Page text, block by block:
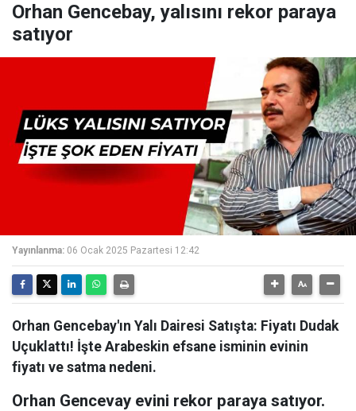
Orhan Gencebay, yalısını rekor paraya
satıyor
Yayınlanma: 06 Ocak 2025 Pazartesi 12:42
Orhan Gencebay'ın Yalı Dairesi Satışta: Fiyatı Dudak
Uçuklattı! İşte Arabeskin efsane isminin evinin
fiyatı ve satma nedeni.
Orhan Gencevay evini rekor paraya satıyor.